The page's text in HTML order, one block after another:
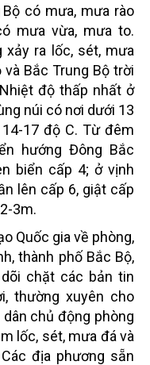
có mưa, mưa rào
mưa vừa, mưa to.
xảy ra lốc, sét, mưa
Bắc Trung Bộ trời
độ thấp nhất ở
núi có nơi dưới 13
17 độ C. Từ đêm
hướng Đông Bắc
biển cấp 4; ở vịnh
lên cấp 6, giật cấp
3m.
Quốc gia về phòng,
thành phố Bắc Bộ,
chặt các bản tin
thường xuyên cho
chủ động phòng
lốc, sét, mưa đá và
địa phương sẵn